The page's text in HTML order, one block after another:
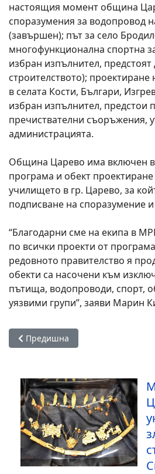
настоящия момент община
споразумения за водопровод
(завършен); път за село
многофункционална спортна
избран изпълнител,
строителството);
в селата Кости, Българи,
избран изпълнител, предстои
пречиствателни съоръжения,
администрацията.
Община Царево има включен в
програма и обект
училището в гр. Царево, за
подписване на споразумение
“Благодарни сме на екипа в
по всички проекти от
редовното правителство я
обекти са насочени към
пътища, водопроводи, спорт,
уязвими групи”, заяви Марин
Предишна статия: За първи път
Предишна